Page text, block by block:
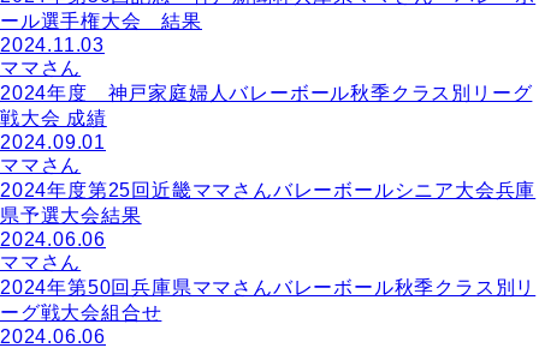
ール選手権大会 結果
2024.11.03
ママさん
2024年度 神戸家庭婦人バレーボール秋季クラス別リーグ
戦大会 成績
2024.09.01
ママさん
2024年度第25回近畿ママさんバレーボールシニア大会兵庫
県予選大会結果
2024.06.06
ママさん
2024年第50回兵庫県ママさんバレーボール秋季クラス別リ
ーグ戦大会組合せ
2024.06.06